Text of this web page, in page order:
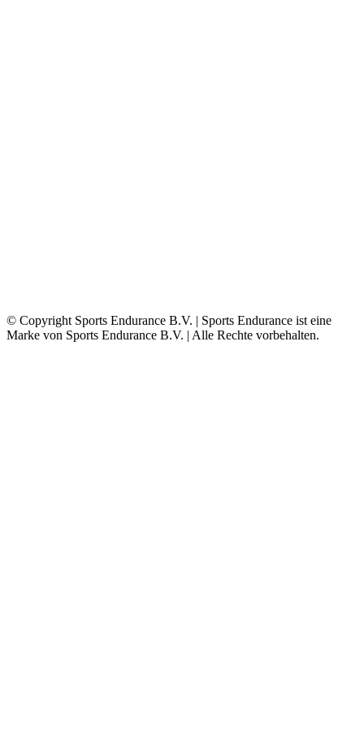
© Copyright Sports Endurance B.V. | Sports Endurance ist eine
Marke von Sports Endurance B.V. | Alle Rechte vorbehalten.